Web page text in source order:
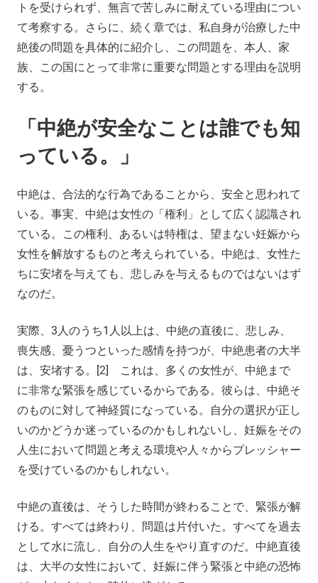
トを受けられず、無言で苦しみに耐えている理由につい
て考察する。さらに、続く章では、私自身が治療した中
絶後の問題を具体的に紹介し、この問題を、本人、家
族、この国にとって非常に重要な問題とする理由を説明
する。
「中絶が安全なことは誰でも知
っている。」
中絶は、合法的な行為であることから、安全と思われて
いる。事実、中絶は女性の「権利」として広く認識され
ている。この権利、あるいは特権は、望まない妊娠から
女性を解放するものと考えられている。中絶は、女性た
ちに安堵を与えても、悲しみを与えるものではないはず
なのだ。
実際、3人のうち1人以上は、中絶の直後に、悲しみ、
喪失感、憂うつといった感情を持つが、中絶患者の大半
は、安堵する。[2] これは、多くの女性が、中絶まで
に非常な緊張を感じているからである。彼らは、中絶そ
のものに対して神経質になっている。自分の選択が正し
いのかどうか迷っているのかもしれないし、妊娠をその
人生において問題と考える環境や人々からプレッシャー
を受けているのかもしれない。
中絶の直後は、そうした時間が終わることで、緊張が解
ける。すべては終わり、問題は片付いた。すべてを過去
として水に流し、自分の人生をやり直すのだ。中絶直後
は、大半の女性において、妊娠に伴う緊張と中絶の恐怖